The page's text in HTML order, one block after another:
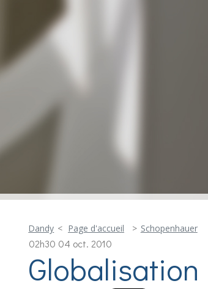
Dandy Page d'accueil Schopenhauer
02h30 04 oct. 2010
Globalisation